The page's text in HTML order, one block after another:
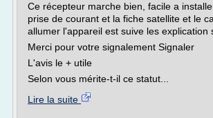
Ce récepteur marche bien, facile a
prise de courant et la fiche satellite et le
allumer l'appareil est suive les explication
Merci pour votre signalement Signaler
L'avis le + utile
Selon vous mérite-t-il ce statut...
Lire la suite